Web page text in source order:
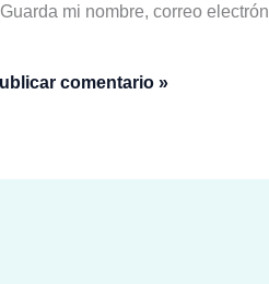
Guarda mi nombre, correo